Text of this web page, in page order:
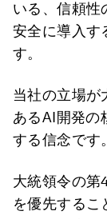
いる、信頼性
安全に導入す
す。
当社の立場が
あるAI開発の
する信念です。
大統領令の第
を優先するこ